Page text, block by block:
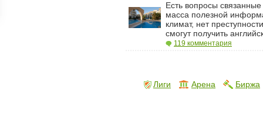
Есть вопросы
масса полезной
климат, нет
смогут получить
119 комментария
Лиги Арена Биржа